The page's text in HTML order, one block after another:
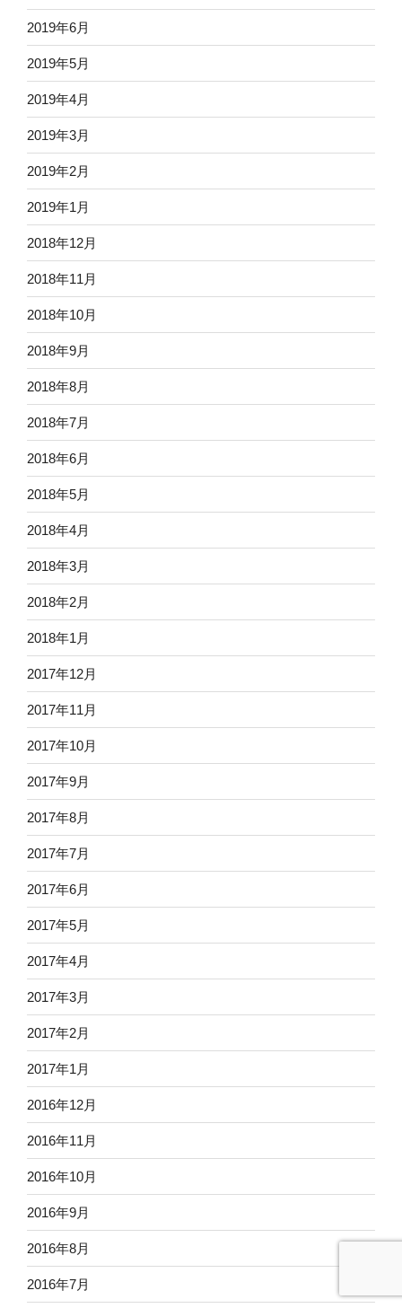
2019年6月
2019年5月
2019年4月
2019年3月
2019年2月
2019年1月
2018年12月
2018年11月
2018年10月
2018年9月
2018年8月
2018年7月
2018年6月
2018年5月
2018年4月
2018年3月
2018年2月
2018年1月
2017年12月
2017年11月
2017年10月
2017年9月
2017年8月
2017年7月
2017年6月
2017年5月
2017年4月
2017年3月
2017年2月
2017年1月
2016年12月
2016年11月
2016年10月
2016年9月
2016年8月
2016年7月